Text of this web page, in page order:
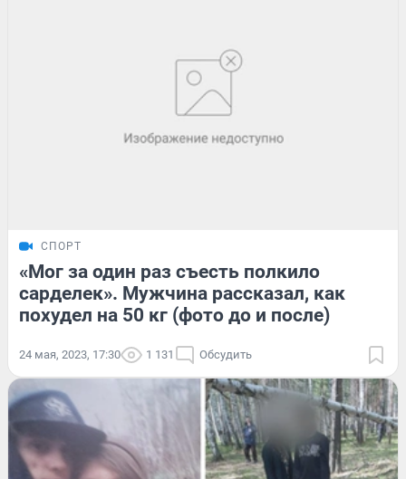
СПОРТ
«Мог за один раз съесть полкило
сарделек». Мужчина рассказал, как
похудел на 50 кг (фото до и после)
24 мая, 2023, 17:30 1 131 Обсудить